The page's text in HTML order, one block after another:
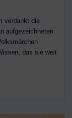
verdankt die
aufgezeichneten
das sie weit